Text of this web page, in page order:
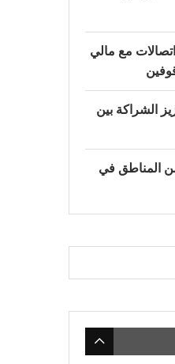
اتصالات مع مالي
الشراكة بين
المناطق في